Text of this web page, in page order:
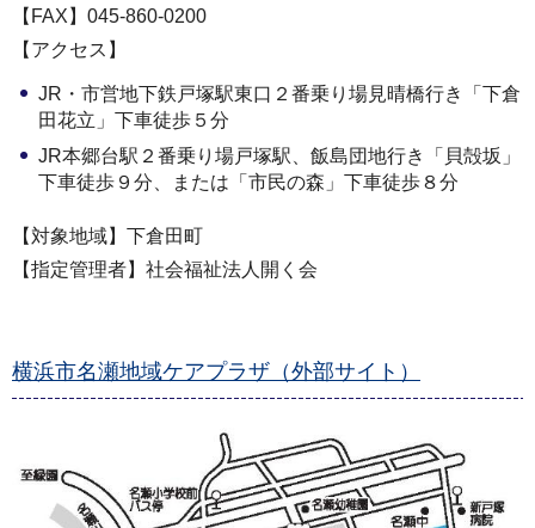
【FAX】045-860-0200
【アクセス】
JR・市営地下鉄戸塚駅東口２番乗り場見晴橋行き「下倉
田花立」下車徒歩５分
JR本郷台駅２番乗り場戸塚駅、飯島団地行き「貝殻坂」
下車徒歩９分、または「市民の森」下車徒歩８分
【対象地域】下倉田町
【指定管理者】社会福祉法人開く会
横浜市名瀬地域ケアプラザ（外部サイト）